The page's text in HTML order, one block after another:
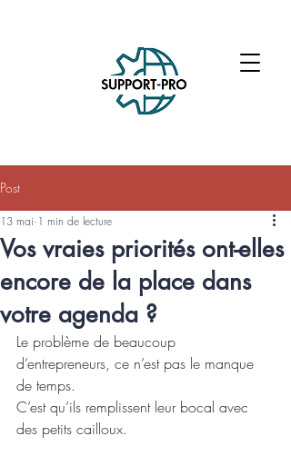
Post
Vos vraies priorités ont-elles
encore de la place dans
votre agenda ?
13 mai 1 min de lecture
Le problème de beaucoup
d’entrepreneurs, ce n’est pas le manque
de temps.
C’est qu’ils remplissent leur bocal avec
des petits cailloux.